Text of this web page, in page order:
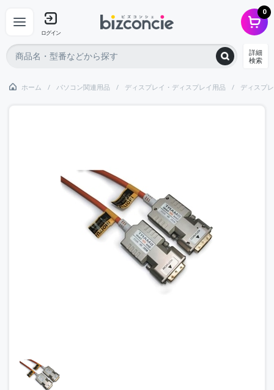
ログイン
0
詳細
検索
ホーム パソコン関連用品 ディスプレイ・ディスプレイ用品 ディスプ